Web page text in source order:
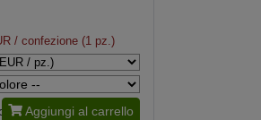
/ confezione (1 pz.)
Aggiungi al carrello